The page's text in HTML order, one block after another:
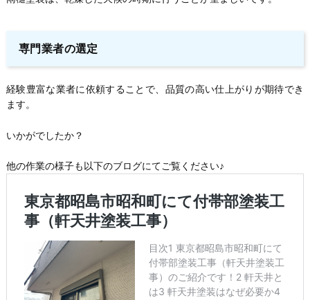
専門業者の選定
経験豊富な業者に依頼することで、品質の高い仕上がりが期待でき
ます。
いかがでしたか？
他の作業の様子も以下のブログにてご覧ください♪